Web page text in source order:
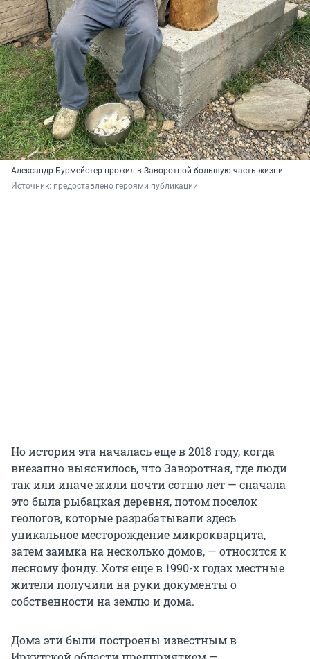
Александр Бурмейстер прожил в Заворотной большую часть жизни
Источник: предоставлено героями публикации
Но история эта началась еще в 2018 году, когда
внезапно выяснилось, что Заворотная, где люди
так или иначе жили почти сотню лет — сначала
это была рыбацкая деревня, потом поселок
геологов, которые разрабатывали здесь
уникальное месторождение микрокварцита,
затем заимка на несколько домов, — относится к
лесному фонду. Хотя еще в 1990-х годах местные
жители получили на руки документы о
собственности на землю и дома.
Дома эти были построены известным в